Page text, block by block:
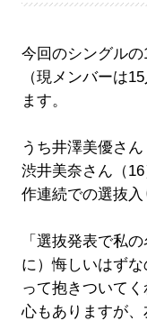
今回のシングル
（現メンバーは
ます。
うち井澤美優さ
渋井美奈さん（
作連続での選抜入
「選抜発表で私
に）悔しいはずな
って抱きついて
心もありますが